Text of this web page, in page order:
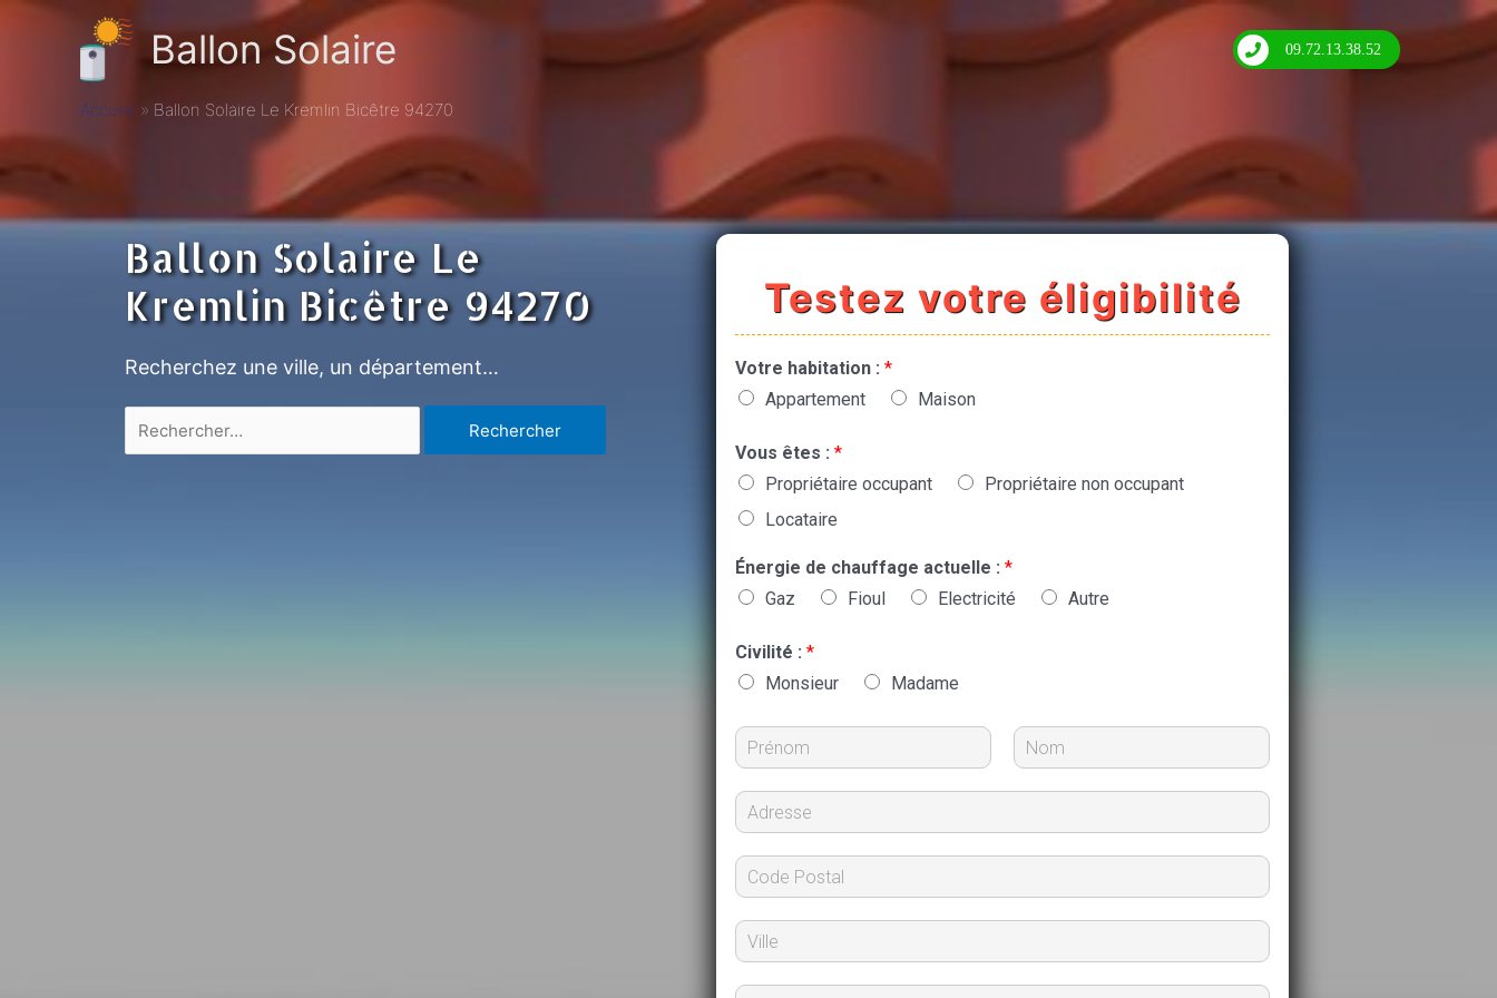
Ballon Solaire 09.72.13.38.52
Accueil Ballon Solaire Le Kremlin Bicêtre 94270
Ballon Solaire Le
Kremlin Bicêtre 94270
Recherchez une ville, un département…
Testez votre éligibilité
Votre habitation : *
Appartement
Maison
Vous êtes : *
Propriétaire occupant
Propriétaire non occupant
Locataire
Énergie de chauffage actuelle : *
Gaz
Fioul Electricité Autre
Civilité : *
Monsieur
Madame